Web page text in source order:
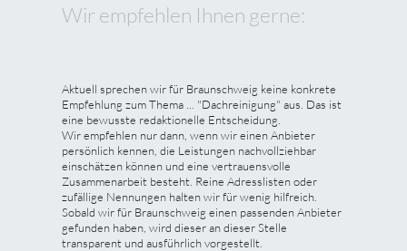
Wir empfehlen Ihnen gerne:
Aktuell sprechen wir für Braunschweig keine konkrete
Empfehlung zum Thema ... "Dachreinigung" aus. Das ist
eine bewusste redaktionelle Entscheidung.
Wir empfehlen nur dann, wenn wir einen Anbieter
persönlich kennen, die Leistungen nachvollziehbar
einschätzen können und eine vertrauensvolle
Zusammenarbeit besteht. Reine Adresslisten oder
zufällige Nennungen halten wir für wenig hilfreich.
Sobald wir für Braunschweig einen passenden Anbieter
gefunden haben, wird dieser an dieser Stelle
transparent und ausführlich vorgestellt.